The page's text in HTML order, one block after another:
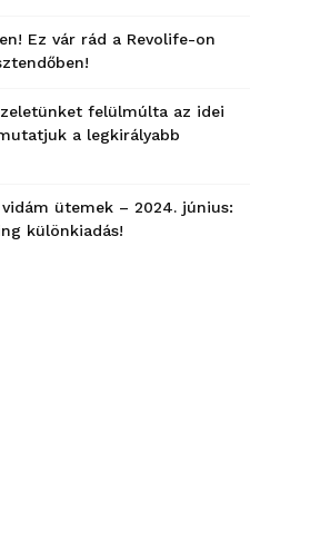
Ez vár rád a Revolife-on
felülmúlta az idei
a legkirályabb
ütemek – 2024. június:
különkiadás!